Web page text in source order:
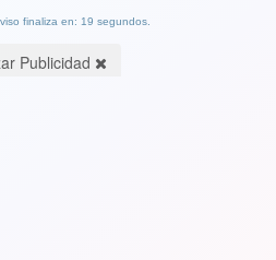
finaliza en: 19 segundos.
Publicidad